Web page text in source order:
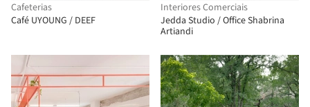
Cafeterias
Café UYOUNG / DEEF
Interiores Comerciais
Jedda Studio / Office Shabrina
Artiandi